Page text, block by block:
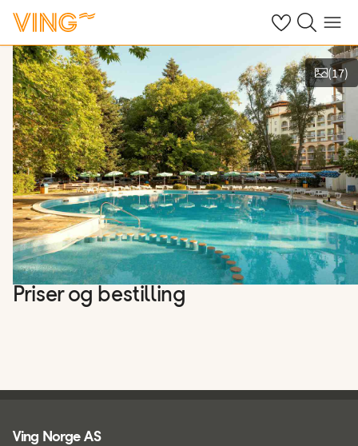
Se dine sparte
Søk påMeny
Vis bilder
(17)
Priser og bestilling
Ving Norge AS